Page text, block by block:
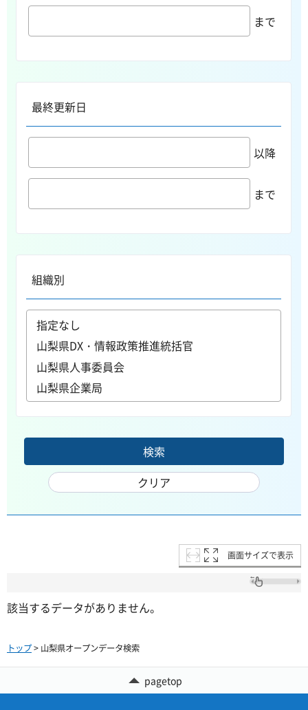
まで
最終更新日
以降
まで
組織別
画面サイズで表示
該当するデータがありません。
トップ> 山梨県オープンデータ検索
pagetop